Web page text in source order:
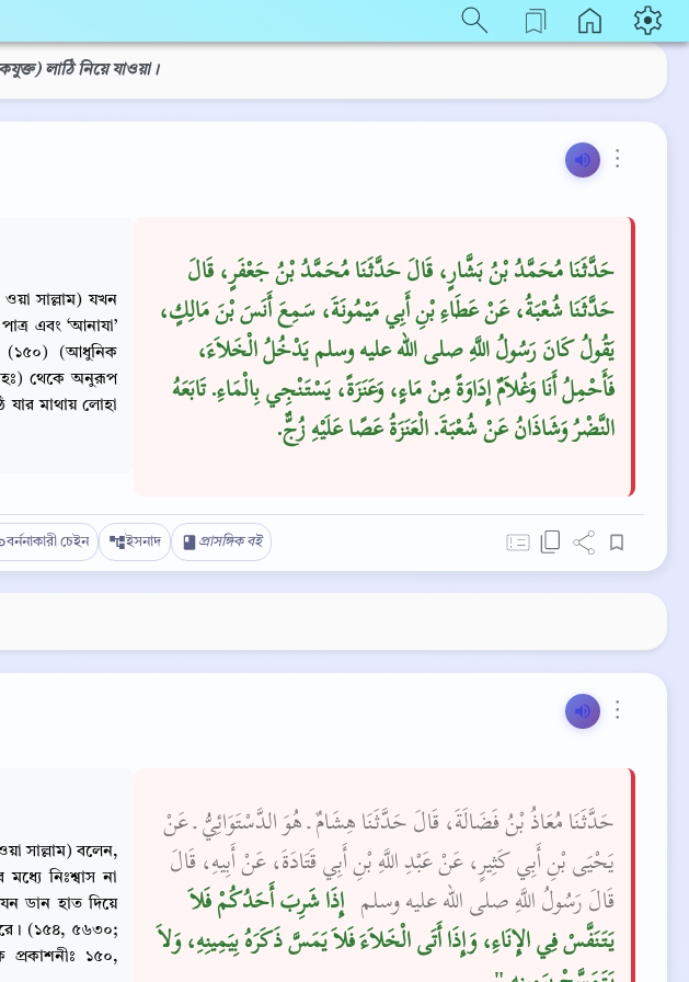
লাঠি নিয়ে যাওয়া।
⋮
حَدَّثَنَا مُحَمَّدُ بْنُ بَشَّارٍ، قَالَ حَدَّثَنَا مُحَمَّدُ بْنُ جَعْفَرٍ، قَالَ
حَدَّثَنَا شُعْبَةُ، عَنْ عَطَاءِ بْنِ أَبِي مَيْمُونَةَ، سَمِعَ أَنَسَ بْنَ مَالِكٍ،
يَقُولُ كَانَ رَسُولُ اللَّهِ صلى الله عليه وسلم يَدْخُلُ الْخَلاَءَ،
فَأَحْمِلُ أَنَا وَغُلاَمٌ إِدَاوَةً مِنْ مَاءٍ، وَعَنَزَةً، يَسْتَنْجِي بِالْمَاءِ‏.‏ تَابَعَهُ
النَّضْرُ وَشَاذَانُ عَنْ شُعْبَةَ‏.‏ الْعَنَزَةُ عَصًا عَلَيْهِ زُجٌّ‏.‏
ওয়া সাল্লাম) যখন
এবং ‘আনাযা’
(১৫০) (আধুনিক
থেকে অনুরূপ
বর্ননাকারী চেইন ইসনাদ প্রাসঙ্গিক বই
⋮
حَدَّثَنَا مُعَاذُ بْنُ فَضَالَةَ، قَالَ حَدَّثَنَا هِشَامٌ ـ هُوَ الدَّسْتَوَائِيُّ ـ عَنْ
يَحْيَى بْنِ أَبِي كَثِيرٍ، عَنْ عَبْدِ اللَّهِ بْنِ أَبِي قَتَادَةَ، عَنْ أَبِيهِ، قَالَ
قَالَ رَسُولُ اللَّهِ صلى الله عليه وسلم ‏
‏ إِذَا شَرِبَ أَحَدُكُمْ فَلاَ
يَتَنَفَّسْ فِي الإِنَاءِ، وَإِذَا أَتَى الْخَلاَءَ فَلاَ يَمَسَّ ذَكَرَهُ بِيَمِينِهِ، وَلاَ
সাল্লাম) বলেন,
নিঃশ্বাস না
ডান হাত দিয়ে
(১৫৪, ৫৬৩০;
১৫০,